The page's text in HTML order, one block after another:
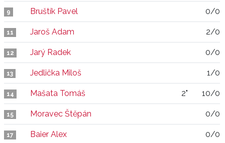
9 Bruštík Pavel 0/0
11 Jaroš Adam 2/0
12 Jarý Radek 0/0
13 Jedlička Miloš 1/0
14 Mašata Tomáš 2" 10/0
15 Moravec Štěpán 0/0
17 Baier Alex 0/0